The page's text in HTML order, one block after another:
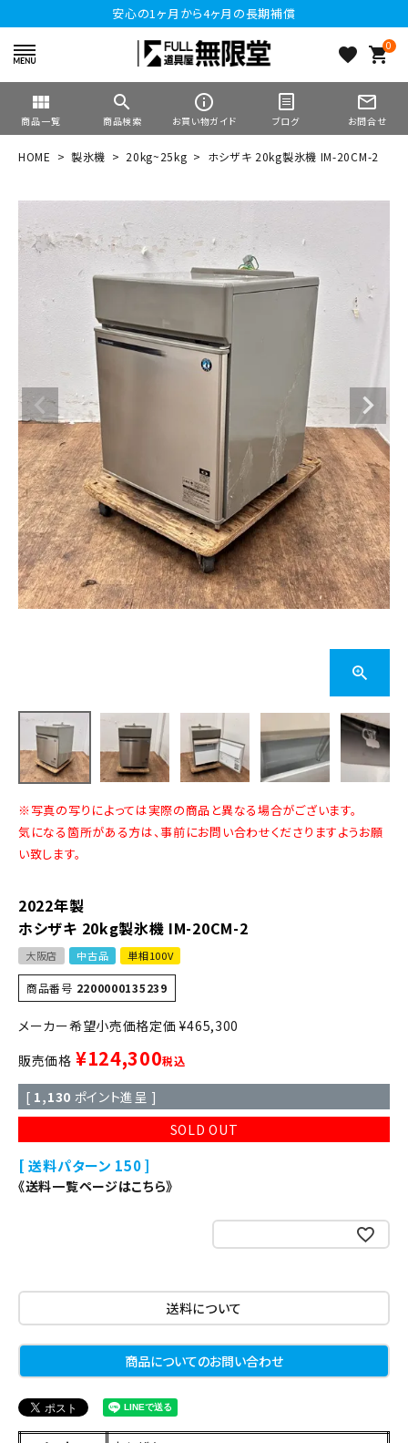
安心の1ヶ月から4ヶ月の長期補償
favorite 0
shopping_cart
view_module
商品一覧
search
商品検索
info_outline
お買い物ガイド ブログ
mail_outline
お問合せ
HOME 製氷機 20kg~25kg ホシザキ 20kg製氷機 IM-20CM-2
※写真の写りによっては実際の商品と異なる場合がございます。
気になる箇所がある方は、事前にお問い合わせくださりますようお願
い致します。
2022年製
ホシザキ 20kg製氷機 IM-20CM-2
大阪店 中古品 単相100V
商品番号 2200000135239
定価 ¥465,300
販売価格 ¥124,300税込
[ 1,130 ポイント進呈 ]
SOLD OUT
送料パターン 150
《送料一覧ページはこちら》
送料について
商品についてのお問い合わせ